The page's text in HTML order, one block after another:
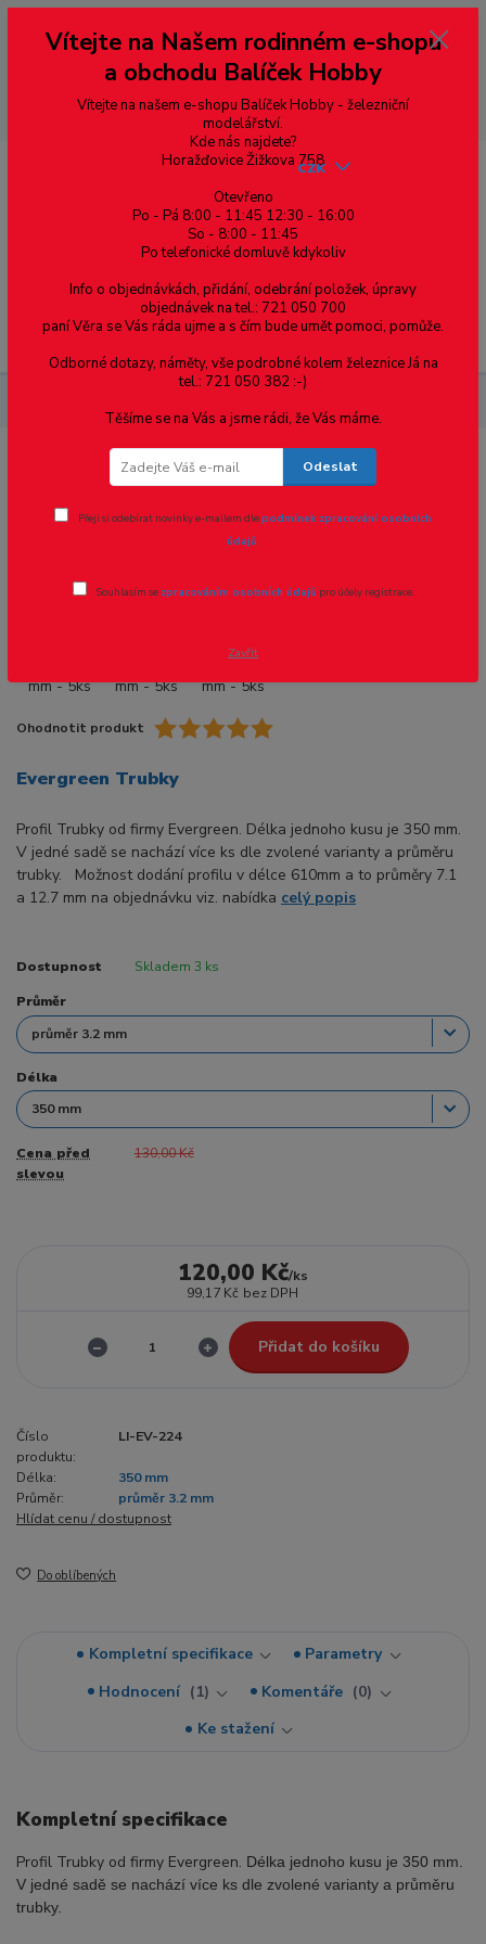
--- pro zákazníky ze Slovenska a jiných zemí, pokud chcete platit v eurech
přepněte si e-shop na euro 💶 pro přepočet měny - pravý horní roh ---
dobírky – pokud si z nějakého důvodu zásilku nevyzvednete, bude po
domluvě zaslána znovu s opětovnou platbou za poštovné, v opačném
případě bude zrušena a účet přidán na blacklist a rušeny následující
objednávky.
Menu
CZK
Trubka - průměr 3.2 mm - 5ks
Novinka
Ohodnotit produkt
Evergreen Trubky
Profil Trubky od firmy Evergreen. Délka jednoho kusu je 350 mm.
V jedné sadě se nachází více ks dle zvolené varianty a průměru
trubky. Možnost dodání profilu v délce 610mm a to průměry 7.1
a 12.7 mm na objednávku viz. nabídka celý popis
Dostupnost Skladem 3 ks
Průměr
Délka
Cena před
slevou
130,00 Kč
120,00 Kč/ks
99,17 Kč bez DPH
Přidat do košíku
Číslo
produktu:
LI-EV-224
Délka:
350 mm
Průměr:
průměr 3.2 mm
Hlídat cenu / dostupnost
Do oblíbených
Kompletní specifikace
Parametry
Hodnocení
1 Komentáře
0
Ke stažení
Kompletní specifikace
Profil Trubky od firmy Evergreen. Délka jednoho kusu je 350 mm.
V jedné sadě se nachází více ks dle zvolené varianty a průměru
trubky.
Vítejte na Našem rodinném e-shopu
a obchodu Balíček Hobby
Vítejte na našem e-shopu Balíček Hobby - železniční
modelářství.
Kde nás najdete?
Horažďovice Žižkova 758
Otevřeno
Po - Pá 8:00 - 11:45 12:30 - 16:00
So - 8:00 - 11:45
Po telefonické domluvě kdykoliv
Info o objednávkách, přidání, odebrání položek, úpravy
objednávek na tel.: 721 050 700
paní Věra se Vás ráda ujme a s čím bude umět pomoci, pomůže.
Odborné dotazy, náměty, vše podrobné kolem železnice Já na
tel.: 721 050 382 :-)
Těšíme se na Vás a jsme rádi, že Vás máme.
Odeslat
Přeji si odebírat novinky e-mailem dlepodmínek zpracování osobních
údajů.
Souhlasím se zpracováním osobních údajů pro účely registrace.
Zavřít